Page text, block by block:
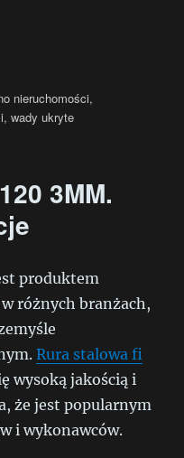
nieruchomości,
,wady ukryte
3MM.
produktem
różnych branżach,
Rura stalowa fi
wysoką jakością i
że jest popularnym
i wykonawców.